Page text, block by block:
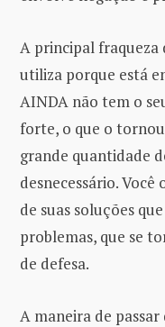
A principal fraqueza
utiliza porque está
AINDA não tem o
forte, o que o
grande quantidade
desnecessário.
de suas soluções
problemas, que se
de defesa.
A maneira de